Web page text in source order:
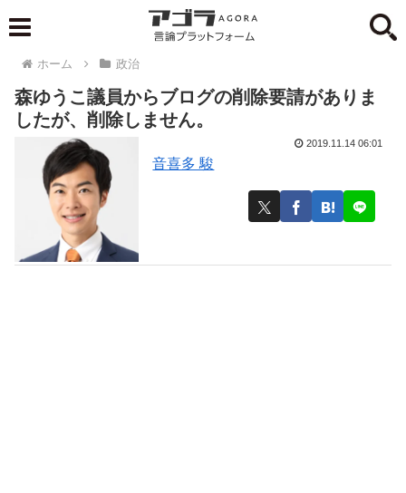
ホーム 政治
森ゆうこ議員からブログの削除要請がありま
したが、削除しません。
音喜多 駿
2019.11.14 06:01